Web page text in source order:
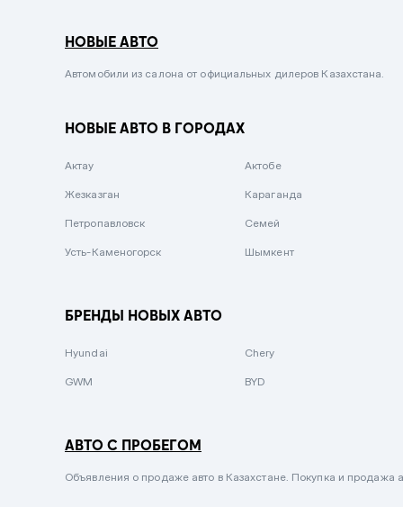
Черный металлик
Стальной
Серебристый металлик
Бело-Дымчатый
Светло-зелёный металлик
Бирюзовый
Зеленый металлик
НОВЫЕ АВТО
Автомобили из салона от официальных дилеров Казахстана.
НОВЫЕ АВТО В ГОРОДАХ
Актау Актобе
Жезказган Караганда
Петропавловск Семей
Усть-Каменогорск Шымкент
БРЕНДЫ НОВЫХ АВТО
Hyundai Chery
GWM BYD
АВТО С ПРОБЕГОМ
Объявления о продаже авто в Казахстане. Покупка и продажа